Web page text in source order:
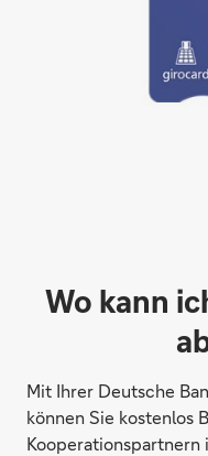
Wo kann
Mit Ihrer Deutsche
können Sie kostenlos
Kooperationspartnern